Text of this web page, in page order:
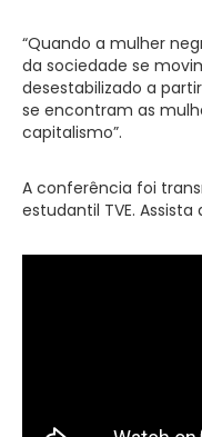
“Quando a mulher
da sociedade se
desestabilizado a
se encontram as
capitalismo”.
A conferência foi
estudantil TVE. Assista